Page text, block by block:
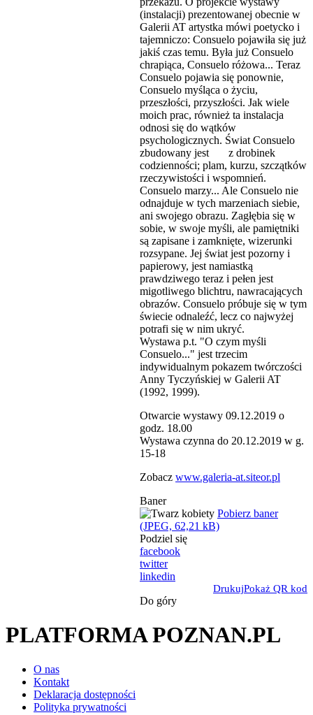
(instalacji) prezentowanej obecnie w
Galerii AT artystka mówi poetycko i
tajemniczo: Consuelo pojawiła się już
jakiś czas temu. Była już Consuelo
chrapiąca, Consuelo różowa... Teraz
Consuelo pojawia się ponownie,
Consuelo myśląca o życiu,
przeszłości, przyszłości. Jak wiele
moich prac, również ta instalacja
odnosi się do wątków
psychologicznych. Świat Consuelo
zbudowany jest z drobinek
codzienności; plam, kurzu, szczątków
rzeczywistości i wspomnień.
Consuelo marzy... Ale Consuelo nie
odnajduje w tych marzeniach siebie,
ani swojego obrazu. Zagłębia się w
sobie, w swoje myśli, ale pamiętniki
są zapisane i zamknięte, wizerunki
rozsypane. Jej świat jest pozorny i
papierowy, jest namiastką
prawdziwego teraz i pełen jest
migotliwego blichtru, nawracających
obrazów. Consuelo próbuje się w tym
świecie odnaleźć, lecz co najwyżej
potrafi się w nim ukryć.
Wystawa p.t. "O czym myśli
Consuelo..." jest trzecim
indywidualnym pokazem twórczości
Anny Tyczyńskiej w Galerii AT
(1992, 1999).
Otwarcie wystawy 09.12.2019 o
godz. 18.00
Wystawa czynna do 20.12.2019 w g.
15-18
Zobacz www.galeria-at.siteor.pl
Baner
Pobierz baner
(JPEG, 62,21 kB)
Podziel się
facebook
twitter
linkedin
DrukujPokaż QR kod
Do góry
PLATFORMA POZNAN.PL
O nas
Kontakt
Deklaracja dostępności
Polityka prywatności